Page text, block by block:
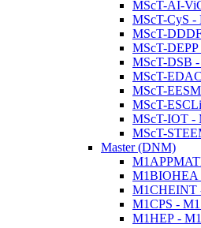
MScT-AI-
MScT-CyS -
MScT-
MScT-
MScT-DSB -
MScT-
MScT-
MScT-
MScT-IOT -
MScT-
Master (DNM)
M1BIOHEA
M1CHEINT
M1CPS - M1
M1HEP - M1